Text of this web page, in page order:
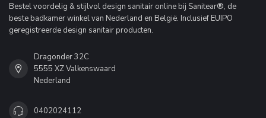
Bestel voordelig & stijlvol design sanitair online bij Sanitear®, de
beste badkamer winkel van Nederland en België. Inclusief EUIPO
geregistreerde design sanitair producten.
Dragonder 32C
5555 XZ Valkenswaard
Nederland
0402024112